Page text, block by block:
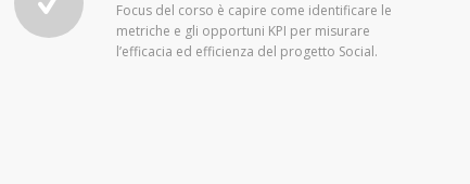
Focus del corso è capire come identificare le
metriche e gli opportuni KPI per misurare
l’efficacia ed efficienza del progetto Social.